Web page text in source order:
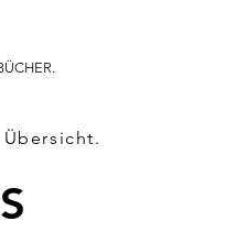
zur Übersicht.